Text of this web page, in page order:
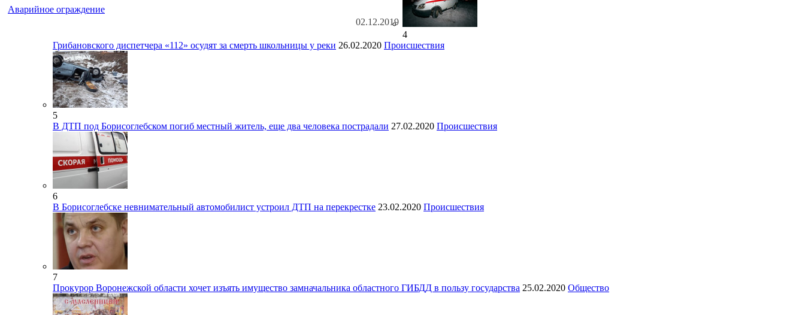
Аварийное ограждение
02.12.2019
4
Грибановского диспетчера «112» осудят за смерть школьницы у реки 26.02.2020 Происшествия
5
В ДТП под Борисоглебском погиб местный житель, еще два человека пострадали 27.02.2020 Происшествия
6
В Борисоглебске невнимательный автомобилист устроил ДТП на перекрестке 23.02.2020 Происшествия
7
Прокурор Воронежской области хочет изъять имущество замначальника областного ГИБДД в пользу государства 25.02.2020 Общество